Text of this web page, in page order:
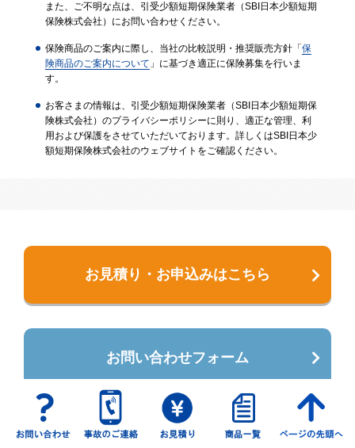
また、ご不明な点は、引受少額短期保険業者（SBI日本少額短期
保険株式会社）にお問い合わせください。
保険商品のご案内に際し、当社の比較説明・推奨販売方針「 保
険商品のご案内について 」に基づき適正に保険募集を行いま
す。
お客さまの情報は、引受少額短期保険業者（SBI日本少額短期保
険株式会社）のプライバシーポリシーに則り、適正な管理、利
用および保護をさせていただいております。詳しくはSBI日本少
額短期保険株式会社のウェブサイトをご確認ください。
お見積り・お申込みはこちら
お問い合わせフォーム
商品一覧へ